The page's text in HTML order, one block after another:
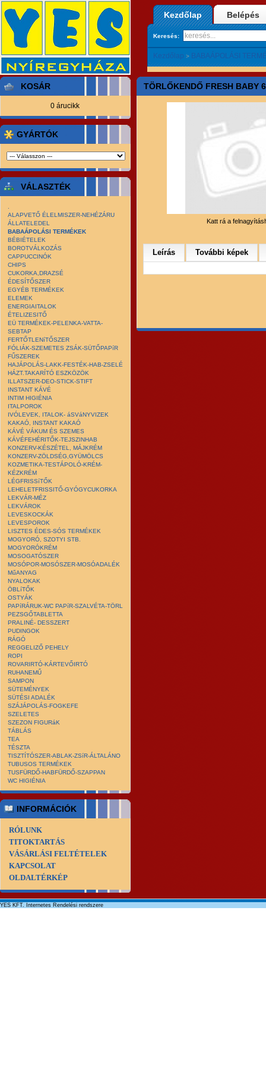
Kezdőlap Belépés
Keresés:
Kezdőlap > BABAÁPOLÁSI
KOSÁR
0 árucikk
GYÁRTÓK
VÁLASZTÉK
ALAPVETŐ ÉLELMISZER-NEHÉZÁRU
ÁLLATELEDEL
BABAÁPOLÁSI TERMÉKEK
BÉBIÉTELEK
BOROTVÁLKOZÁS
CAPPUCCINÓK
CHIPS
CUKORKA,DRAZSÉ
ÉDESÍTŐSZER
EGYÉB TERMÉKEK
ELEMEK
ENERGIAITALOK
ÉTELIZESITŐ
EÜ TERMÉKEK-PELENKA-VATTA-
SEBTAP
FERTŐTLENíTŐSZER
FÓLIÁK-SZEMETES ZSÁK-SÜTŐPAPíR
FŰSZEREK
HAJÁPOLÁS-LAKK-FESTÉK-HAB-ZSELÉ
HÁZT.TAKARÍTÓ ESZKÖZÖK
ILLATSZER-DEO-STICK-STIFT
INSTANT KÁVÉ
INTIM HIGIÉNIA
ITALPOROK
IVÓLEVEK, ITALOK- áSVáNYVIZEK
KAKAÓ, INSTANT KAKAÓ
KÁVÉ VÁKUM ÉS SZEMES
KÁVÉFEHÉRITŐK-TEJSZINHAB
KONZERV-KÉSZÉTEL, MÁJKRÉM
KONZERV-ZÖLDSÉG,GYÜMÖLCS
KOZMETIKA-TESTÁPOLÓ-KRÉM-
KÉZKRÉM
LÉGFRISSíTŐK
LEHELETFRISSITŐ-GYÓGYCUKORKA
LEKVÁR-MÉZ
LEKVÁROK
LEVESKOCKÁK
LEVESPOROK
LISZTES ÉDES-SÓS TERMÉKEK
MOGYORÓ, SZOTYI STB.
MOGYORÓKRÉM
MOSOGATÓSZER
MOSÓPOR-MOSÓSZER-MOSÓADALÉK
MűANYAG
NYALOKAK
ÖBLíTŐK
OSTYÁK
PAPíRÁRUK-WC PAPíR-SZALVÉTA-TÖRL
PEZSGŐTABLETTA
PRALINÉ- DESSZERT
PUDINGOK
RÁGÓ
REGGELIZŐ PEHELY
ROPI
ROVARIRTÓ-KÁRTEVŐIRTÓ
RUHANEMŰ
SAMPON
SÜTEMÉNYEK
SÜTÉSI ADALÉK
SZÁJÁPOLÁS-FOGKEFE
SZELETES
SZEZON FIGURáK
TÁBLÁS
TEA
TÉSZTA
TISZTÍTÓSZER-ABLAK-ZSíR-ÁLTALÁNO
TUBUSOS TERMÉKEK
TUSFÜRDŐ-HABFÜRDŐ-SZAPPAN
WC HIGIÉNIA
INFORMÁCIÓK
RÓLUNK
TITOKTARTÁS
VÁSÁRLÁSI FELTÉTELEK
KAPCSOLAT
OLDALTÉRKÉP
TÖRLŐKENDŐ FRESH BABY
Katt rá a
Leírás További képek
YES KFT. Internetes Rendelési rendszere